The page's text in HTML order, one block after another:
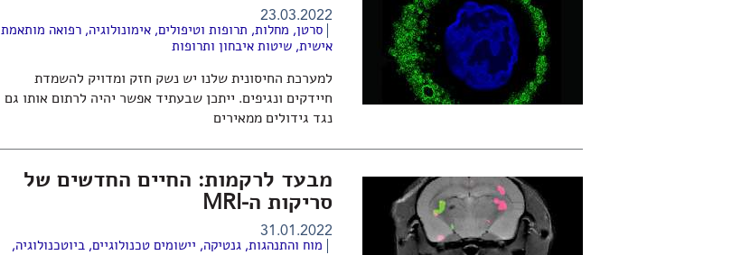
23.03.2022
סרטן, מחלות, תרופות וטיפולים,אימונולוגיה,רפואה מותאמת
אישית,שיטות איבחון ותרופות
למערכת החיסונית שלנו יש נשק חזק ומדויק להשמדת
חיידקים ונגיפים. ייתכן שבעתיד אפשר יהיה לרתום אותו גם
נגד גידולים ממאירים
מבעד לרקמות: החיים החדשים של
סריקות ה-MRI
31.01.2022
מוח והתנהגות,גנטיקה, יישומים טכנולוגיים,ביוטכנולוגיה,